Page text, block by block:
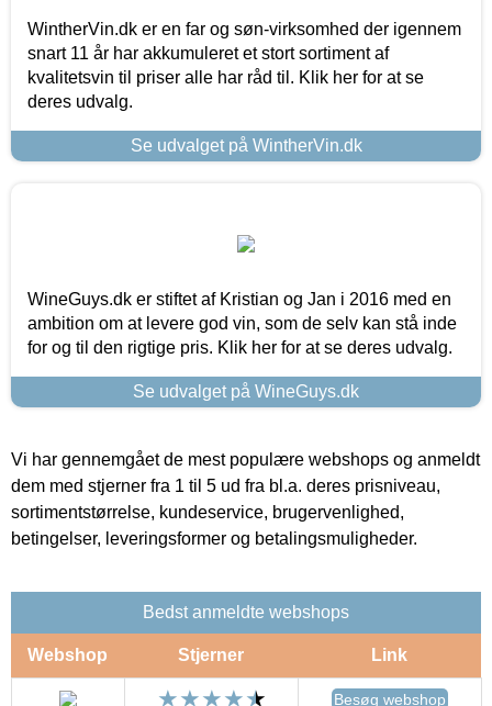
WintherVin.dk er en far og søn-virksomhed der igennem
snart 11 år har akkumuleret et stort sortiment af
kvalitetsvin til priser alle har råd til. Klik her for at se
deres udvalg.
Se udvalget på WintherVin.dk
WineGuys.dk er stiftet af Kristian og Jan i 2016 med en
ambition om at levere god vin, som de selv kan stå inde
for og til den rigtige pris. Klik her for at se deres udvalg.
Se udvalget på WineGuys.dk
Vi har gennemgået de mest populære webshops og anmeldt
dem med stjerner fra 1 til 5 ud fra bl.a. deres prisniveau,
sortimentstørrelse, kundeservice, brugervenlighed,
betingelser, leveringsformer og betalingsmuligheder.
Bedst anmeldte webshops
Webshop Stjerner Link
Besøg webshop